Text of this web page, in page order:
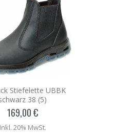
Stiefelette UBBK
38 (5)
169,00 €
Inkl. 20% MwSt.